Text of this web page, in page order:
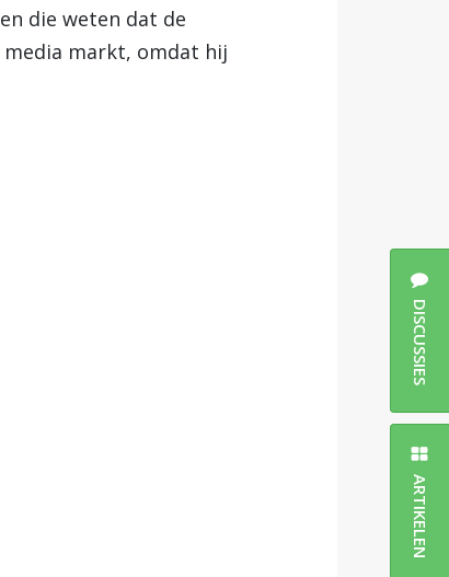
die weten dat de
media markt, omdat hij
DISCUSSIES
ARTIKELEN